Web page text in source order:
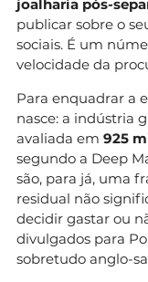
joalharia pós-
publicar sobre o
sociais. É um
velocidade da
Para enquadrar a
nasce: a indústria
avaliada em 925
segundo a Deep
são, para já, uma
residual não
decidir gastar ou
divulgados para
sobretudo anglo-